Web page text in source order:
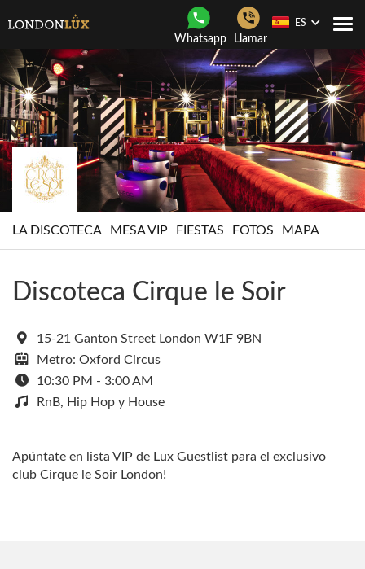
Whatsapp Llamar
ES
LA DISCOTECA MESA VIP FIESTAS FOTOS MAPA
Discoteca Cirque le Soir
15-21 Ganton Street London W1F 9BN
Metro: Oxford Circus
10:30 PM - 3:00 AM
RnB, Hip Hop y House
Apúntate en lista VIP de Lux Guestlist para el exclusivo
club Cirque le Soir London!